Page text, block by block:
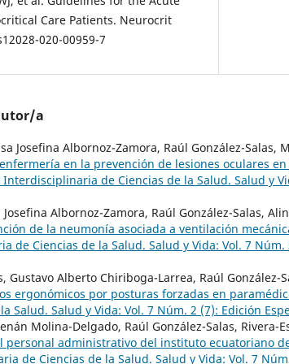
Care Patients. Neurocrit
020-00959-7
a
Josefina Albornoz-Zamora, Raúl González-Salas,
en la prevención de lesiones oculares
de Ciencias de la Salud. Salud y
Albornoz-Zamora, Raúl González-Salas,
de la neumonía asociada a ventilación
de Ciencias de la Salud. Salud y Vida: Vol. 7 Núm.
Gustavo Alberto Chiriboga-Larrea, Raúl González-
ergonómicos por posturas forzadas en
Salud. Salud y Vida: Vol. 7 Núm. 2 (7): Edición
Molina-Delgado, Raúl González-Salas, Rivera-
personal administrativo del instituto ecuatoriano
de Ciencias de la Salud. Salud y Vida: Vol. 7